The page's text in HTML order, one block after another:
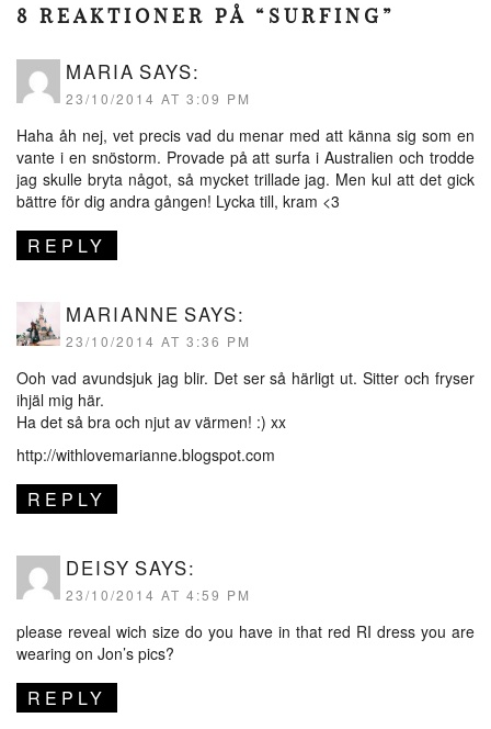
8 REAKTIONER PÅ “SURFING”
MARIA SAYS:
23/10/2014 AT 3:09 PM
Haha åh nej, vet precis vad du menar med att känna sig som en
vante i en snöstorm. Provade på att surfa i Australien och trodde
jag skulle bryta något, så mycket trillade jag. Men kul att det gick
bättre för dig andra gången! Lycka till, kram <3
REPLY
MARIANNE SAYS:
23/10/2014 AT 3:36 PM
Ooh vad avundsjuk jag blir. Det ser så härligt ut. Sitter och fryser
ihjäl mig här.
Ha det så bra och njut av värmen! :) xx
http://withlovemarianne.blogspot.com
REPLY
DEISY SAYS:
23/10/2014 AT 4:59 PM
please reveal wich size do you have in that red RI dress you are
wearing on Jon’s pics?
REPLY